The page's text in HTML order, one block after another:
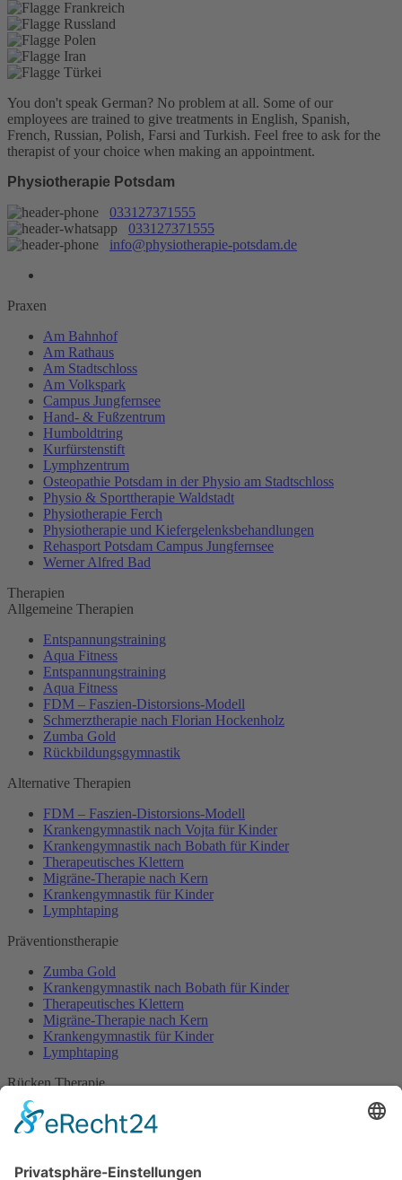
You don't speak German? No problem at all. Some of our
employees are trained to give treatments in English, Spanish,
French, Russian, Polish, Farsi and Turkish. Feel free to ask for the
therapist of your choice when making an appointment.
Physiotherapie Potsdam
033127371555
033127371555
info@physiotherapie-potsdam.de
Praxen
Am Bahnhof
Am Rathaus
Am Stadtschloss
Am Volkspark
Campus Jungfernsee
Hand- & Fußzentrum
Humboldtring
Kurfürstenstift
Lymphzentrum
Osteopathie Potsdam in der Physio am Stadtschloss
Physio & Sporttherapie Waldstadt
Physiotherapie Ferch
Physiotherapie und Kiefergelenksbehandlungen
Rehasport Potsdam Campus Jungfernsee
Werner Alfred Bad
Therapien
Allgemeine Therapien
Entspannungstraining
Aqua Fitness
Entspannungstraining
Aqua Fitness
FDM – Faszien-Distorsions-Modell
Schmerztherapie nach Florian Hockenholz
Zumba Gold
Rückbildungsgymnastik
Alternative Therapien
FDM – Faszien-Distorsions-Modell
Krankengymnastik nach Vojta für Kinder
Krankengymnastik nach Bobath für Kinder
Therapeutisches Klettern
Migräne-Therapie nach Kern
Krankengymnastik für Kinder
Lymphtaping
Präventionstherapie
Zumba Gold
Krankengymnastik nach Bobath für Kinder
Therapeutisches Klettern
Migräne-Therapie nach Kern
Krankengymnastik für Kinder
Lymphtaping
Rücken Therapie
Therapeutisches Klettern
Entspannungstraining